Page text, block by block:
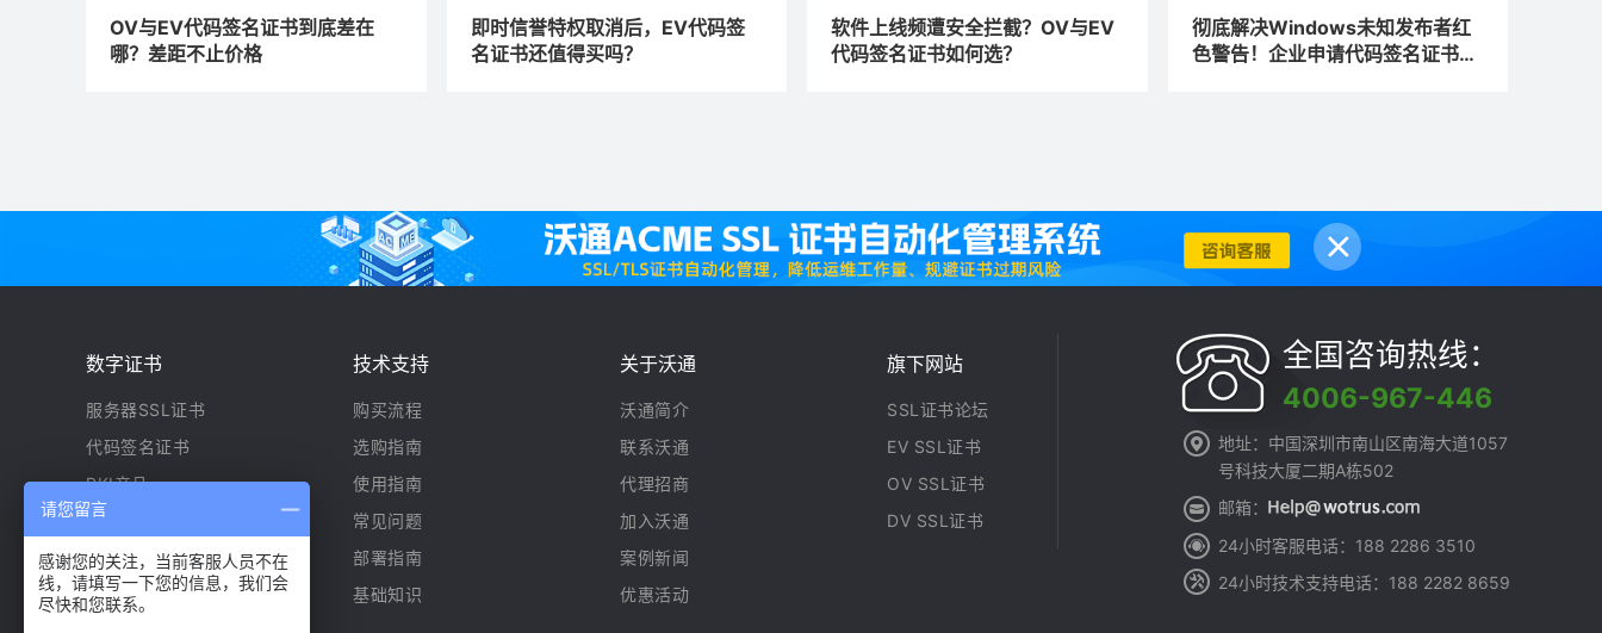
OV与EV代码签名证书到底差在
哪？差距不止价格
即时信誉特权取消后，EV代码签
名证书还值得买吗？
软件上线频遭安全拦截？OV与EV
代码签名证书如何选？
彻底解决Windows未知发布者红
色警告！企业申请代码签名证书攻
数字证书
服务器SSL证书
代码签名证书
PKI产品
ECC证书
物联网安全
技术支持
购买流程
选购指南
使用指南
常见问题
部署指南
基础知识
关于沃通
沃通简介
联系沃通
代理招商
加入沃通
案例新闻
优惠活动
旗下网站
SSL证书论坛
EV SSL证书
OV SSL证书
DV SSL证书
全国咨询热线：
4006-967-446
地址：中国深圳市南山区南海大道1057
号科技大厦二期A栋502
邮箱：
24小时客服电话：188 2286 3510
24小时技术支持电话：188 2282 8659
请您留言
感谢您的关注，当前客服人员不在
线，请填写一下您的信息，我们会
尽快和您联系。